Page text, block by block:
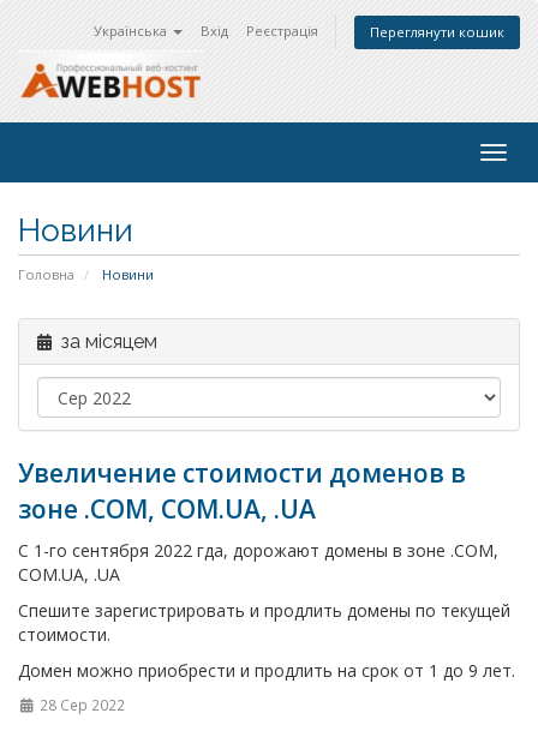
Українська Вхід Реєстрація Переглянути кошик
Новини
Головна Новини
за місяцем
Увеличение стоимости доменов в
зоне .COM, COM.UA, .UA
C 1-го сентября 2022 гда, дорожают домены в зоне .COM,
COM.UA, .UA
Спешите зарегистрировать и продлить домены по текущей
стоимости.
Домен можно приобрести и продлить на срок от 1 до 9 лет.
28 Сер 2022